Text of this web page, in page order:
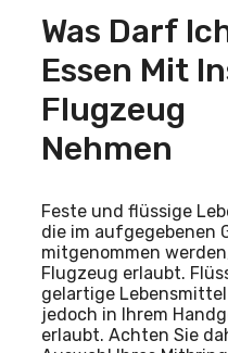
Was Darf
Essen Mit
Flugzeug
Nehmen
Feste und flüssige
die im aufgegebenen
mitgenommen
Flugzeug erlaubt.
gelartige Lebensmittel
jedoch in Ihrem
erlaubt. Achten Sie